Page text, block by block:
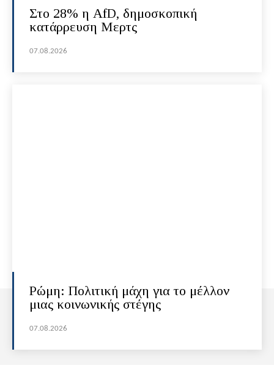
Στο 28% η AfD, δημοσκοπική
κατάρρευση Μερτς
07.08.2026
Ρώμη: Πολιτική μάχη για το μέλλον
μιας κοινωνικής στέγης
07.08.2026